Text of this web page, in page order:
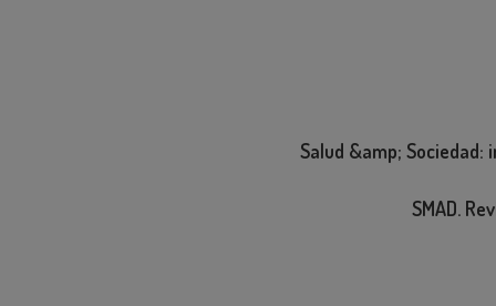
Salud &amp; Sociedad:
SMAD.